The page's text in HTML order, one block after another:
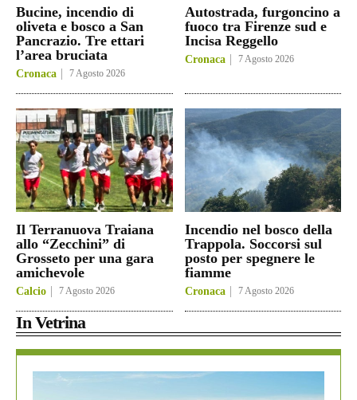
Bucine, incendio di
oliveta e bosco a San
Pancrazio. Tre ettari
l’area bruciata
Cronaca 7 Agosto 2026
Autostrada, furgoncino a
fuoco tra Firenze sud e
Incisa Reggello
Cronaca 7 Agosto 2026
Il Terranuova Traiana
allo “Zecchini” di
Grosseto per una gara
amichevole
Calcio 7 Agosto 2026
Incendio nel bosco della
Trappola. Soccorsi sul
posto per spegnere le
fiamme
Cronaca 7 Agosto 2026
In Vetrina